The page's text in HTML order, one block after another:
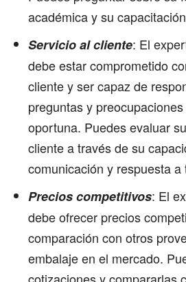
académica y su
Servicio al cliente: El
debe estar comprometido
cliente y ser capaz de
preguntas y
oportuna. Puedes evaluar
cliente a través de su
comunicación y respuesta a
Precios competitivos: El
debe ofrecer precios
comparación con otros
embalaje en el mercado.
cotizaciones y compararlas